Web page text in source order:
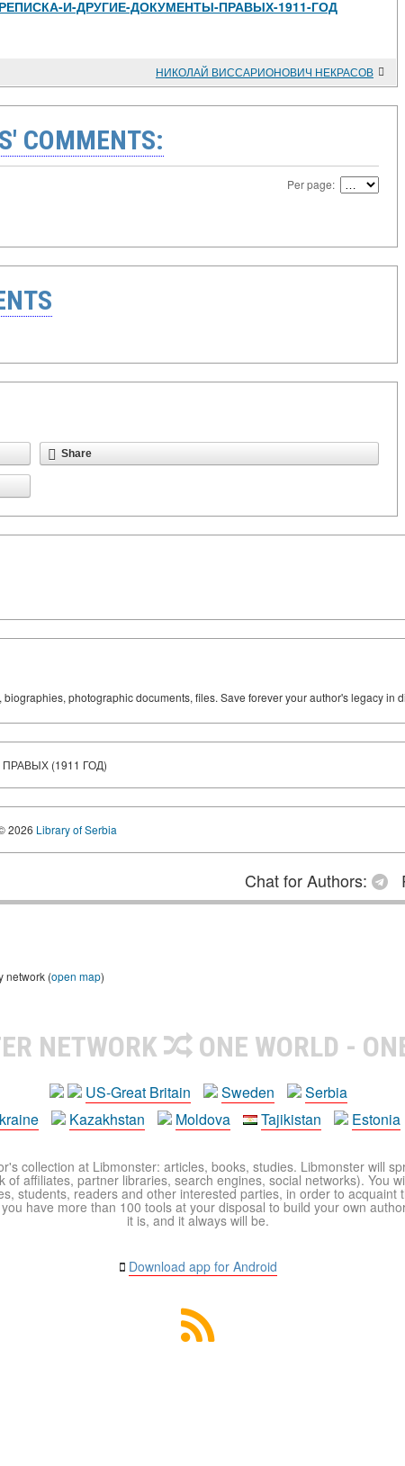
И-ДРУГИЕ-ДОКУМЕНТЫ-ПРАВЫХ-1911-ГОД
НИКОЛАЙ ВИССАРИОНОВИЧ НЕКРАСОВ
COMMENTS:
Per page:
Share
photographic documents, files. Save forever your author's legacy in
(1911 ГОД)
2026 Library of Serbia
Chat for Authors:
network (open map)
NETWORK ONE WORLD -
US-Great Britain Sweden
Serbia
Kazakhstan Moldova Tajikistan Estonia
collection at Libmonster: articles, books, studies. Libmonster will
of affiliates, partner libraries, search engines, social networks). You
students, readers and other interested parties, in order to acquaint
have more than 100 tools at your disposal to build your own
it is, and it always will be.
Download app for Android